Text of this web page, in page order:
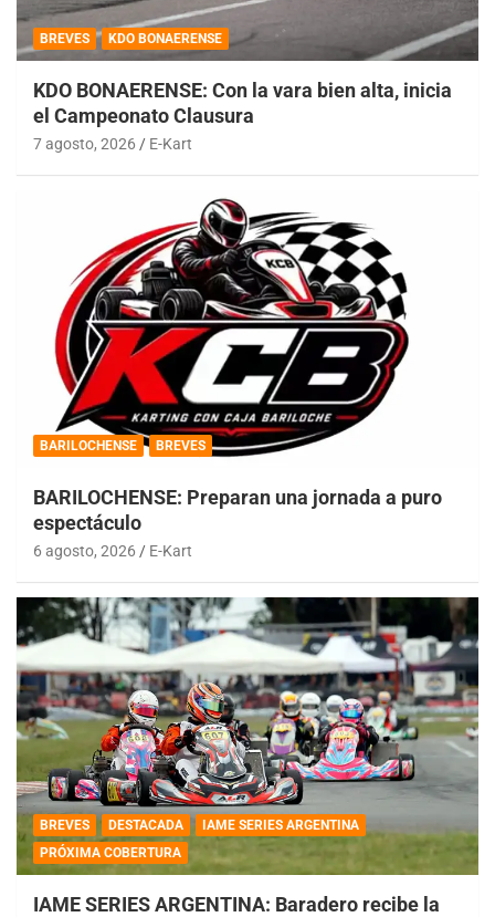
BREVES KDO BONAERENSE
KDO BONAERENSE: Con la vara bien alta, inicia
el Campeonato Clausura
7 agosto, 2026 E-Kart
BARILOCHENSE BREVES
BARILOCHENSE: Preparan una jornada a puro
espectáculo
6 agosto, 2026 E-Kart
BREVES DESTACADA
IAME SERIES ARGENTINA
PRÓXIMA COBERTURA
IAME SERIES ARGENTINA: Baradero recibe la